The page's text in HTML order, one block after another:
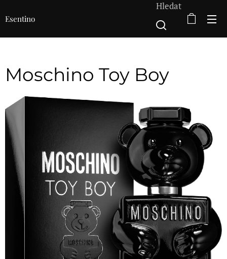
Esentino
Hledat
Moschino Toy Boy